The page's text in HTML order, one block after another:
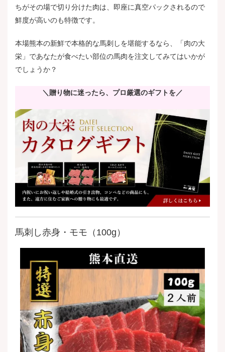
ちがその場で切り分けた肉は、即座に真空パックされるので
鮮度が高いのも特徴です。
本場熊本の新鮮で本格的な馬刺しを堪能するなら、「肉の大
栄」であなたが食べたい部位の馬肉を注文してみてはいかが
でしょうか？
＼贈り物に迷ったら、プロ厳選のギフトを／
馬刺し赤身・モモ（100g）